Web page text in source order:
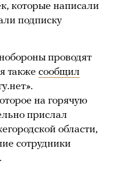
которые написали
подписку
проводят
также сообщил
на горячую
прислал
области,
сотрудники